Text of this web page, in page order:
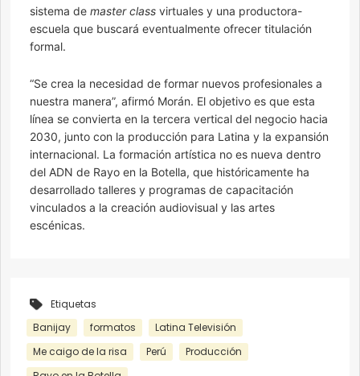
sistema de master class virtuales y una productora-
escuela que buscará eventualmente ofrecer titulación
formal.
“Se crea la necesidad de formar nuevos profesionales a
nuestra manera”, afirmó Morán. El objetivo es que esta
línea se convierta en la tercera vertical del negocio hacia
2030, junto con la producción para Latina y la expansión
internacional. La formación artística no es nueva dentro
del ADN de Rayo en la Botella, que históricamente ha
desarrollado talleres y programas de capacitación
vinculados a la creación audiovisual y las artes
escénicas.
Etiquetas
Banijay
formatos
Latina Televisión
Me caigo de la risa
Perú
Producción